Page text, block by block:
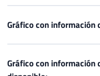
Gráfico con información
Gráfico con